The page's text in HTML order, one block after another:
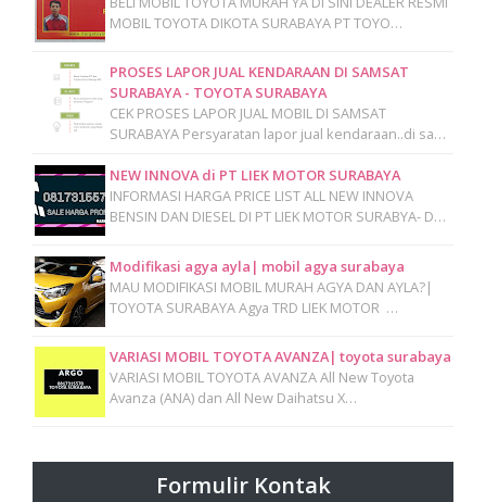
MOBIL TOYOTA DIKOTA SURABAYA PT TOYO…
PROSES LAPOR JUAL KENDARAAN DI SAMSAT
SURABAYA - TOYOTA SURABAYA
CEK PROSES LAPOR JUAL MOBIL DI SAMSAT
SURABAYA Persyaratan lapor jual kendaraan..di sa…
NEW INNOVA di PT LIEK MOTOR SURABAYA
INFORMASI HARGA PRICE LIST ALL NEW INNOVA
BENSIN DAN DIESEL DI PT LIEK MOTOR SURABYA- D…
Modifikasi agya ayla| mobil agya surabaya
MAU MODIFIKASI MOBIL MURAH AGYA DAN AYLA?|
TOYOTA SURABAYA Agya TRD LIEK MOTOR …
VARIASI MOBIL TOYOTA AVANZA| toyota surabaya
VARIASI MOBIL TOYOTA AVANZA All New Toyota
Avanza (ANA) dan All New Daihatsu X…
Formulir Kontak